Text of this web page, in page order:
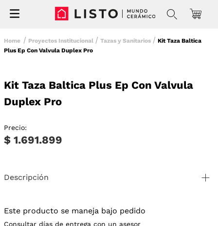
Proyectos Institucional Tazas y Sanitarios
Kit Taza Baltica
Plus Ep Con Valvula Duplex Pro
Kit Taza Baltica Plus Ep Con Valvula
Duplex Pro
Precio:
$ 1.691.899
Descripción
Este producto se maneja bajo pedido
Consultar días de entrega con un asesor